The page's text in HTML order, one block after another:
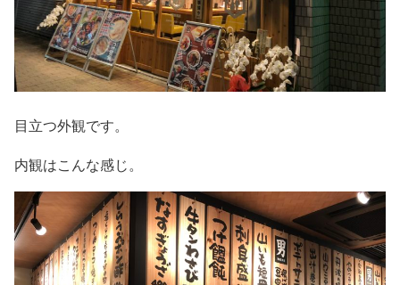
目立つ外観です。
内観はこんな感じ。